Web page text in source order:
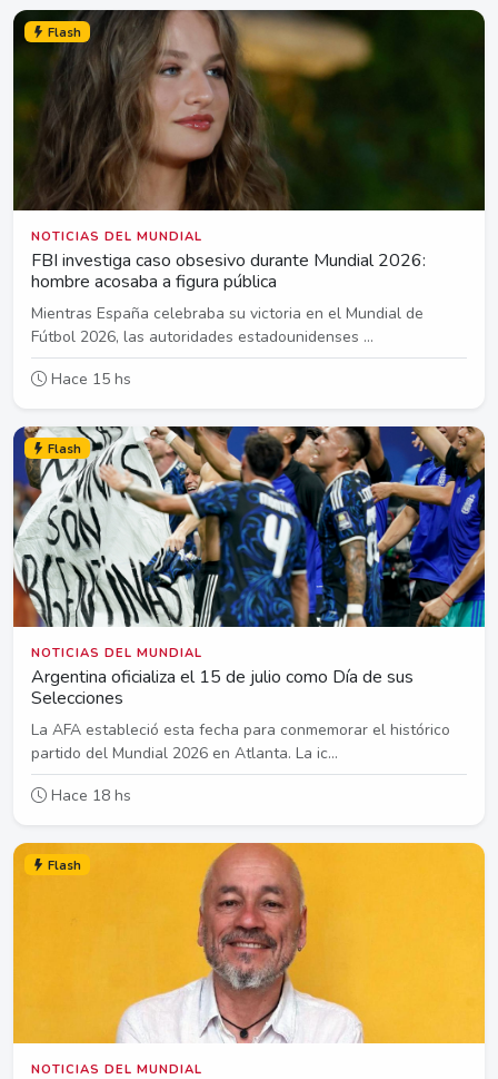
Flash
NOTICIAS DEL MUNDIAL
FBI investiga caso obsesivo durante Mundial 2026:
hombre acosaba a figura pública
Mientras España celebraba su victoria en el Mundial de
Fútbol 2026, las autoridades estadounidenses ...
Hace 15 hs
Flash
NOTICIAS DEL MUNDIAL
Argentina oficializa el 15 de julio como Día de sus
Selecciones
La AFA estableció esta fecha para conmemorar el histórico
partido del Mundial 2026 en Atlanta. La ic...
Hace 18 hs
Flash
NOTICIAS DEL MUNDIAL